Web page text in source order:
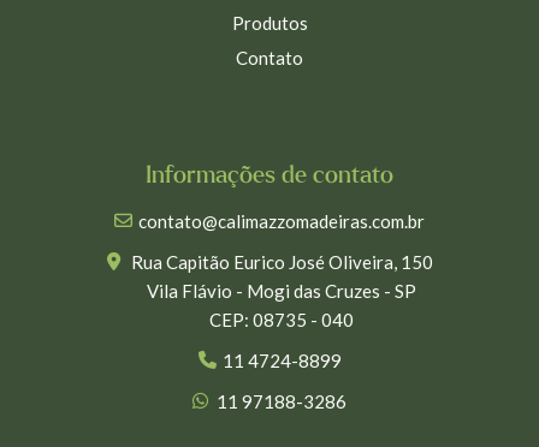
Produtos
Contato
Informações de contato
contato@calimazzomadeiras.com.br
Rua Capitão Eurico José Oliveira, 150
Vila Flávio - Mogi das Cruzes - SP
CEP: 08735 - 040
11 4724-8899
11 97188-3286